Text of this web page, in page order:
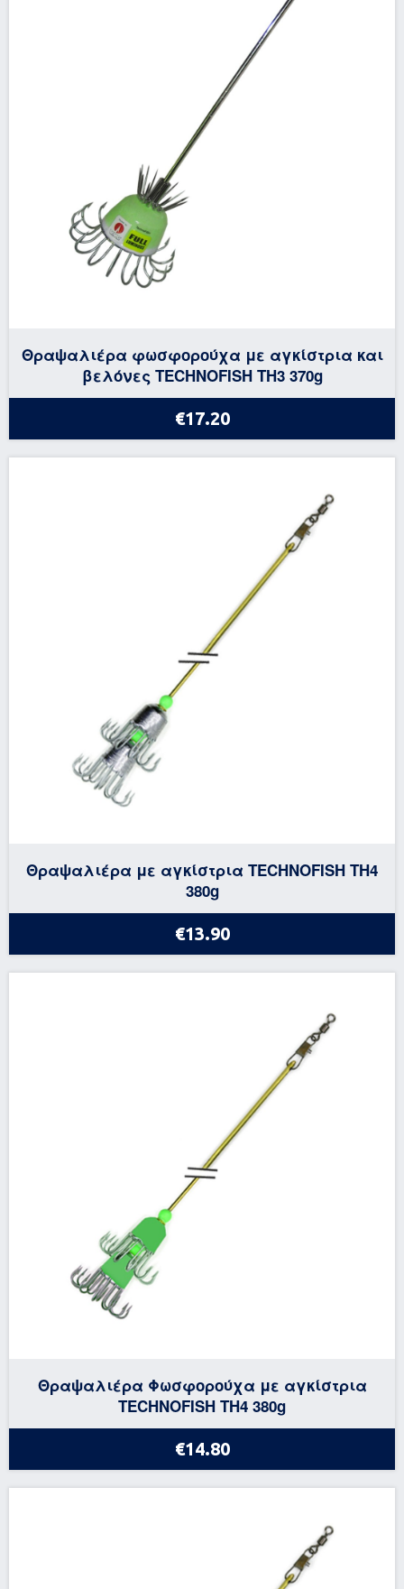
Θραψαλιέρα φωσφορούχα με αγκίστρια και
βελόνες TECHNOFISH TH3 370g
€17.20
Θραψαλιέρα με αγκίστρια TECHNOFISH TH4
380g
€13.90
Θραψαλιέρα Φωσφορούχα με αγκίστρια
TECHNOFISH TH4 380g
€14.80